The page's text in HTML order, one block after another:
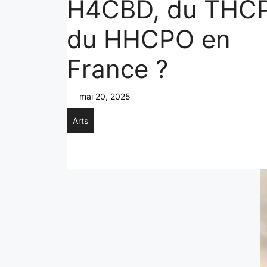
H4CBD, du
du HHCPO en
France ?
mai 20, 2025
Arts